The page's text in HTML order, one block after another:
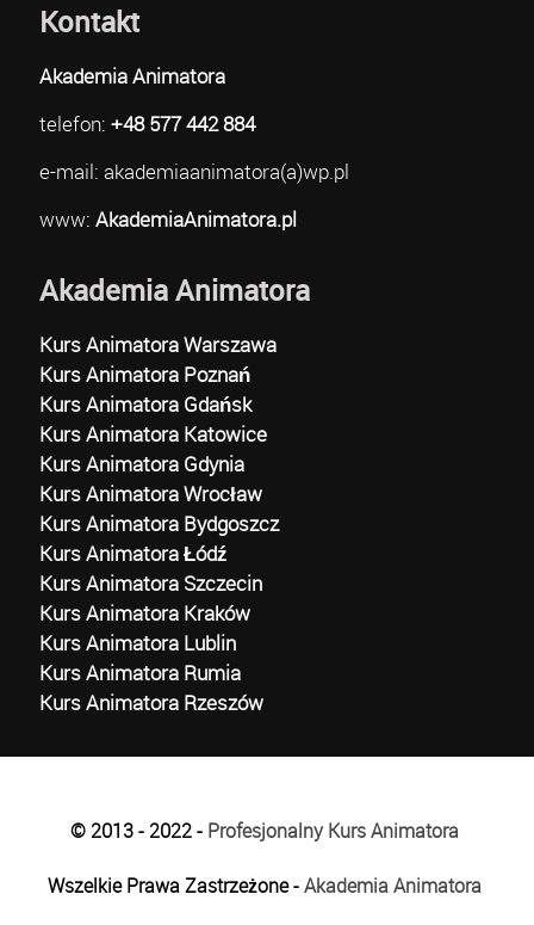
Kontakt
Akademia Animatora
telefon: +48 577 442 884
e-mail: akademiaanimatora(a)wp.pl
www: AkademiaAnimatora.pl
Akademia Animatora
Kurs Animatora Warszawa
Kurs Animatora Poznań
Kurs Animatora Gdańsk
Kurs Animatora Katowice
Kurs Animatora Gdynia
Kurs Animatora Wrocław
Kurs Animatora Bydgoszcz
Kurs Animatora Łódź
Kurs Animatora Szczecin
Kurs Animatora Kraków
Kurs Animatora Lublin
Kurs Animatora Rumia
Kurs Animatora Rzeszów
© 2013 - 2022 - Profesjonalny Kurs Animatora
Wszelkie Prawa Zastrzeżone -Akademia Animatora